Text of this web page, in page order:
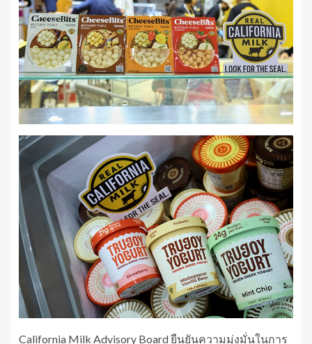
California Milk Advisory Board ยืนยันความมุ่งมั่นในการ